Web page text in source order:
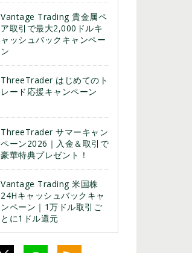
Vantage Trading 貴金属ペ
ア取引で最大2,000ドルキ
ャッシュバックキャンペー
ン
ThreeTrader はじめてのト
レード応援キャンペーン
ThreeTrader サマーキャン
ペーン2026｜入金＆取引で
豪華特典プレゼント！
Vantage Trading 米国株
24Hキャッシュバックキャ
ンペーン｜1万ドル取引ご
とに1ドル還元